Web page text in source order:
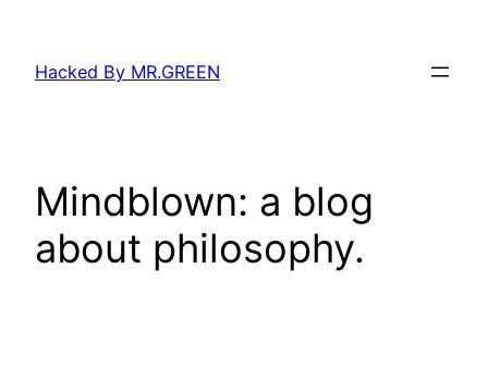
springen
Hacked By MR.GREEN
Mindblown: a blog
about philosophy.